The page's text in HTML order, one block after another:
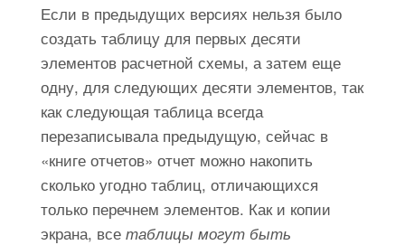
Если в предыдущих версиях нельзя было
создать таблицу для первых десяти
элементов расчетной схемы, а затем еще
одну, для следующих десяти элементов, так
как следующая таблица всегда
перезаписывала предыдущую, сейчас в
«книге отчетов» отчет можно накопить
сколько угодно таблиц, отличающихся
только перечнем элементов. Как и копии
экрана, все таблицы могут быть